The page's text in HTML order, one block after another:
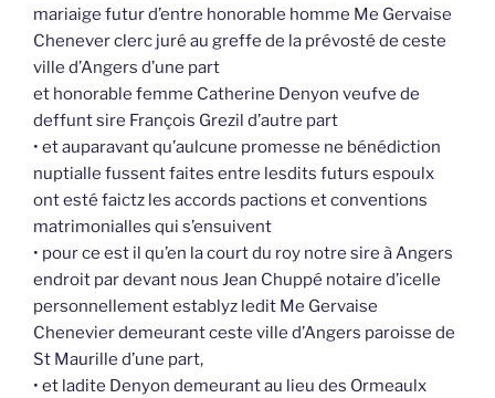
mariaige futur d’entre honorable homme Me Gervaise
Chenever clerc juré au greffe de la prévosté de ceste
ville d’Angers d’une part
et honorable femme Catherine Denyon veufve de
deffunt sire François Grezil d’autre part
• et auparavant qu’aulcune promesse ne bénédiction
nuptialle fussent faites entre lesdits futurs espoulx
ont esté faictz les accords pactions et conventions
matrimonialles qui s’ensuivent
• pour ce est il qu’en la court du roy notre sire à Angers
endroit par devant nous Jean Chuppé notaire d’icelle
personnellement establyz ledit Me Gervaise
Chenevier demeurant ceste ville d’Angers paroisse de
St Maurille d’une part,
• et ladite Denyon demeurant au lieu des Ormeaulx